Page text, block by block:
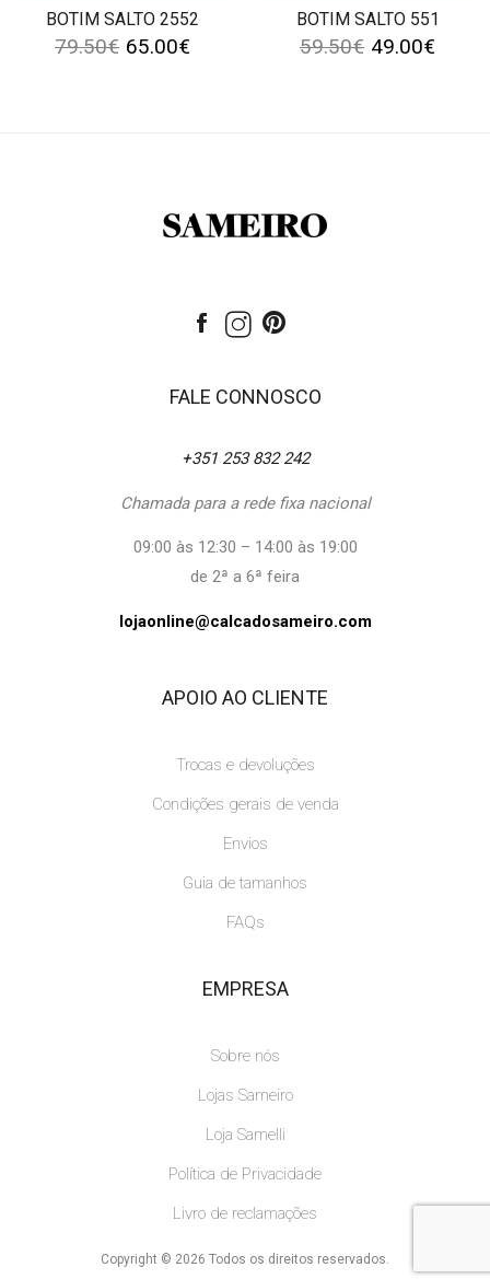
BOTIM SALTO 2552
79.50€ 65.00€
BOTIM SALTO 551
59.50€ 49.00€
FALE CONNOSCO
+351 253 832 242
Chamada para a rede fixa nacional
09:00 às 12:30 – 14:00 às 19:00
de 2ª a 6ª feira
lojaonline@calcadosameiro.com
APOIO AO CLIENTE
Trocas e devoluções
Condições gerais de venda
Envios
Guia de tamanhos
FAQs
EMPRESA
Sobre nós
Lojas Sameiro
Loja Samelli
Política de Privacidade
Livro de reclamações
Copyright © 2026 Todos os direitos reservados.